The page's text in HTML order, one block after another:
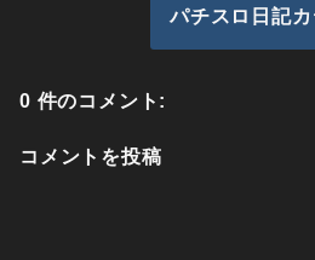
パチスロ日記カ
0 件のコメント:
コメントを投稿